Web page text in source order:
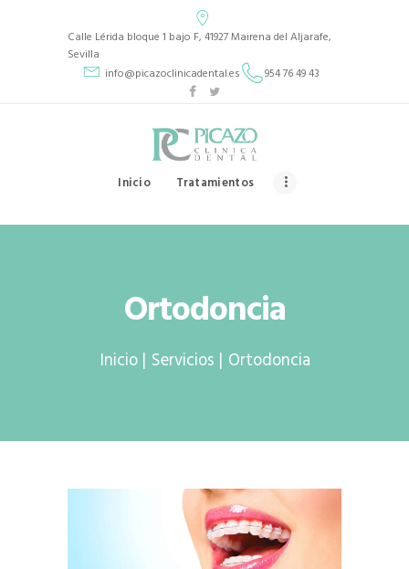
Calle Lérida bloque 1 bajo F, 41927 Mairena del Aljarafe,
Sevilla
info@picazoclinicadental.es
954 76 49 43
Inicio Tratamientos
Ortodoncia
Inicio Servicios Ortodoncia
Picazo Clínica Dental
TRATAMIENTOS
QUIENES SOMOS